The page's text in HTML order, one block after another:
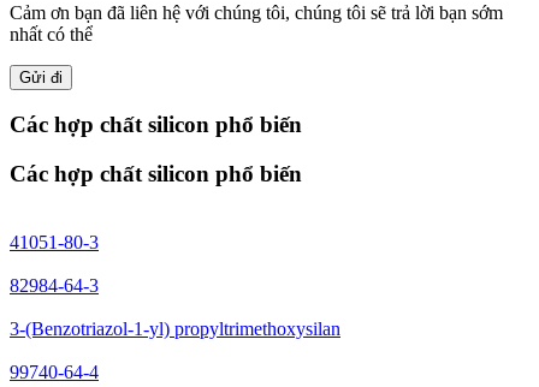
Cảm ơn bạn đã liên hệ với chúng tôi, chúng tôi sẽ trả lời bạn sớm
nhất có thể
Gửi đi
Các hợp chất silicon phổ biến
Các hợp chất silicon phổ biến
41051-80-3
82984-64-3
3-(Benzotriazol-1-yl) propyltrimethoxysilan
99740-64-4